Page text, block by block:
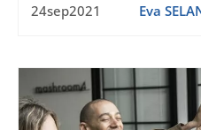
24sep2021 Eva